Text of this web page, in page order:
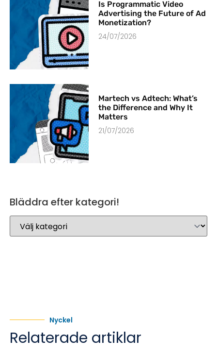
Is Programmatic Video
Advertising the Future of Ad
Monetization?
24/07/2026
Martech vs Adtech: What’s
the Difference and Why It
Matters
21/07/2026
Bläddra efter kategori!
Nyckel
Relaterade artiklar